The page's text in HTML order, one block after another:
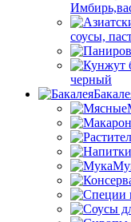
соусы,
черный